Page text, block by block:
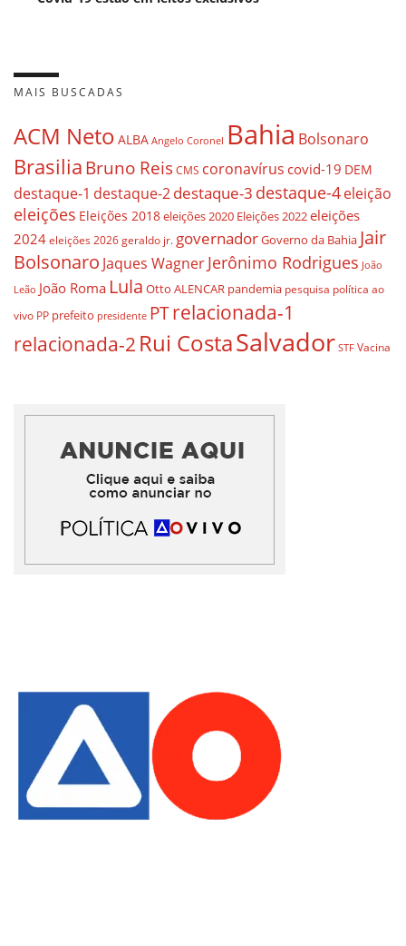
MAIS BUSCADAS
ACM Neto ALBA Angelo Coronel Bahia Bolsonaro
BrasiliaBruno ReisCMS coronavírus covid-19 DEM
destaque-1 destaque-2destaque-3 destaque-4eleição
eleições Eleições 2018eleições 2020 Eleições 2022eleições
2024 eleições 2026 geraldo jr. governadorGoverno da Bahia Jair
Bolsonaro Jaques WagnerJerônimo Rodrigues João
Leão João Roma Lula Otto ALENCAR pandemia pesquisa política ao
vivo PP prefeito presidente PTrelacionada-1
relacionada-2 Rui CostaSalvador STF Vacina